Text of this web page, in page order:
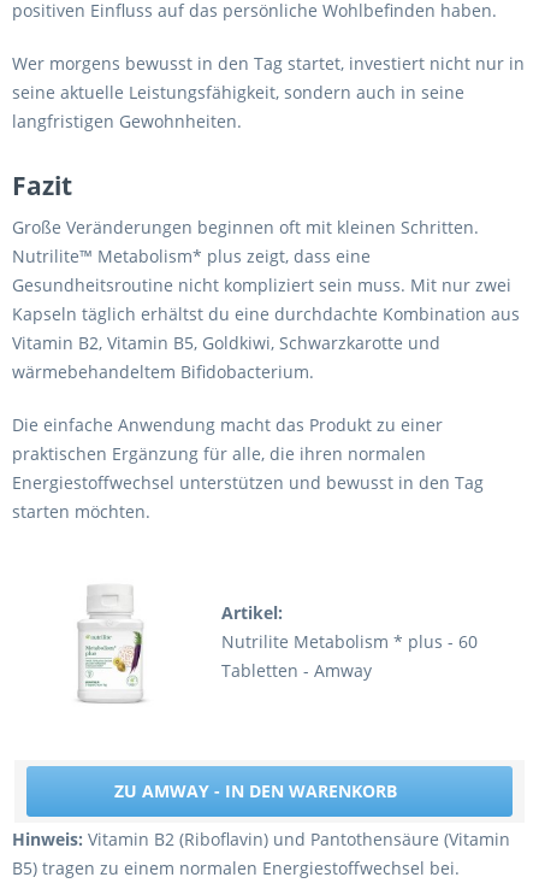
positiven Einfluss auf das persönliche Wohlbefinden haben.
Wer morgens bewusst in den Tag startet, investiert nicht nur in
seine aktuelle Leistungsfähigkeit, sondern auch in seine
langfristigen Gewohnheiten.
Fazit
Große Veränderungen beginnen oft mit kleinen Schritten.
Nutrilite™ Metabolism* plus zeigt, dass eine
Gesundheitsroutine nicht kompliziert sein muss. Mit nur zwei
Kapseln täglich erhältst du eine durchdachte Kombination aus
Vitamin B2, Vitamin B5, Goldkiwi, Schwarzkarotte und
wärmebehandeltem Bifidobacterium.
Die einfache Anwendung macht das Produkt zu einer
praktischen Ergänzung für alle, die ihren normalen
Energiestoffwechsel unterstützen und bewusst in den Tag
starten möchten.
Artikel:
Nutrilite Metabolism * plus - 60
Tabletten - Amway
ZU AMWAY - IN DEN WARENKORB
Hinweis: Vitamin B2 (Riboflavin) und Pantothensäure (Vitamin
B5) tragen zu einem normalen Energiestoffwechsel bei.